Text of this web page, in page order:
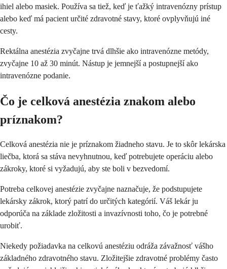
ihiel alebo masiek. Používa sa tiež, keď je ťažký intravenózny prístup
alebo keď má pacient určité zdravotné stavy, ktoré ovplyvňujú iné
cesty.
Rektálna anestézia zvyčajne trvá dlhšie ako intravenózne metódy,
zvyčajne 10 až 30 minút. Nástup je jemnejší a postupnejší ako
intravenózne podanie.
Čo je celková anestézia znakom alebo
príznakom?
Celková anestézia nie je príznakom žiadneho stavu. Je to skôr lekárska
liečba, ktorá sa stáva nevyhnutnou, keď potrebujete operáciu alebo
zákroky, ktoré si vyžadujú, aby ste boli v bezvedomí.
Potreba celkovej anestézie zvyčajne naznačuje, že podstupujete
lekársky zákrok, ktorý patrí do určitých kategórií. Váš lekár ju
odporúča na základe zložitosti a invazívnosti toho, čo je potrebné
urobiť.
Niekedy požiadavka na celkovú anestéziu odráža závažnosť vášho
základného zdravotného stavu. Zložitejšie zdravotné problémy často